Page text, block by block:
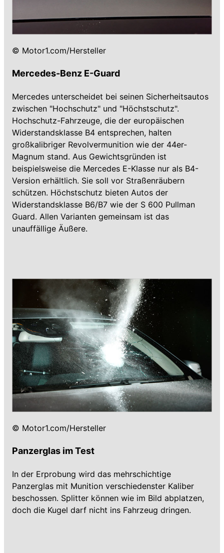
© Motor1.com/Hersteller
Mercedes-Benz E-Guard
Mercedes unterscheidet bei seinen Sicherheitsautos
zwischen "Hochschutz" und "Höchstschutz".
Hochschutz-Fahrzeuge, die der europäischen
Widerstandsklasse B4 entsprechen, halten
großkalibriger Revolvermunition wie der 44er-
Magnum stand. Aus Gewichtsgründen ist
beispielsweise die Mercedes E-Klasse nur als B4-
Version erhältlich. Sie soll vor Straßenräubern
schützen. Höchstschutz bieten Autos der
Widerstandsklasse B6/B7 wie der S 600 Pullman
Guard. Allen Varianten gemeinsam ist das
unauffällige Äußere.
© Motor1.com/Hersteller
Panzerglas im Test
In der Erprobung wird das mehrschichtige
Panzerglas mit Munition verschiedenster Kaliber
beschossen. Splitter können wie im Bild abplatzen,
doch die Kugel darf nicht ins Fahrzeug dringen.